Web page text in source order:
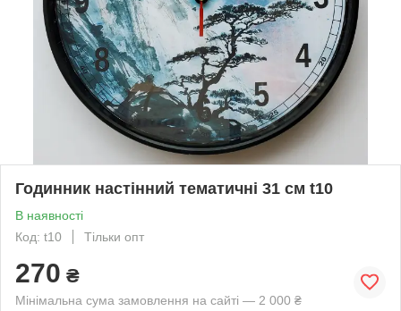
Годинник настінний тематичні 31 см t10
В наявності
Код: t10
Тільки опт
270 ₴
Мінімальна сума замовлення на сайті — 2 000 ₴